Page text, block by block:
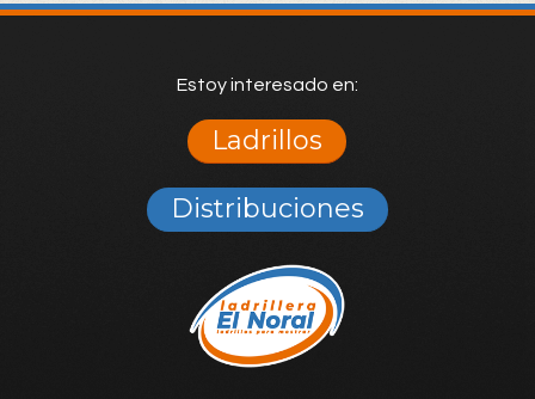
Estoy interesado en:
Ladrillos
Distribuciones